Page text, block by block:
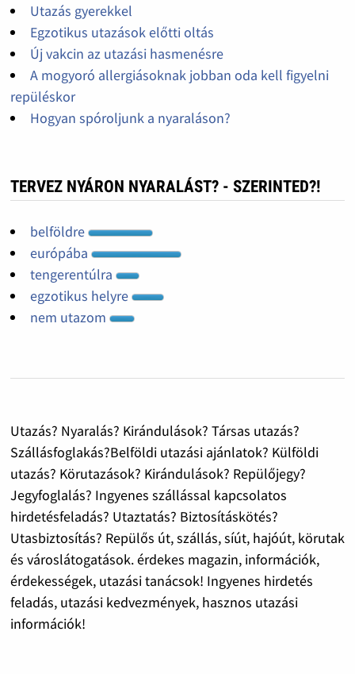
Utazás gyerekkel
Egzotikus utazások előtti oltás
Új vakcin az utazási hasmenésre
A mogyoró allergiásoknak jobban oda kell figyelni
repüléskor
Hogyan spóroljunk a nyaraláson?
TERVEZ NYÁRON NYARALÁST? - SZERINTED?!
belföldre
európába
tengerentúlra
egzotikus helyre
nem utazom
Utazás? Nyaralás? Kirándulások? Társas utazás?
Szállásfoglakás?Belföldi utazási ajánlatok? Külföldi
utazás? Körutazások? Kirándulások? Repülőjegy?
Jegyfoglalás? Ingyenes szállással kapcsolatos
hirdetésfeladás? Utaztatás? Biztosításkötés?
Utasbiztosítás? Repülős út, szállás, síút, hajóút, körutak
és városlátogatások. érdekes magazin, információk,
érdekességek, utazási tanácsok! Ingyenes hirdetés
feladás, utazási kedvezmények, hasznos utazási
információk!